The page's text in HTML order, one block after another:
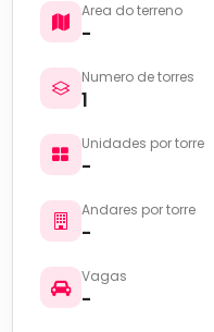
Area do terreno
-
Numero de torres
1
Unidades por torre
-
Andares por torre
-
Vagas
-